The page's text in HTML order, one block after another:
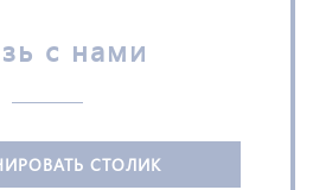
с нами
СТОЛИК